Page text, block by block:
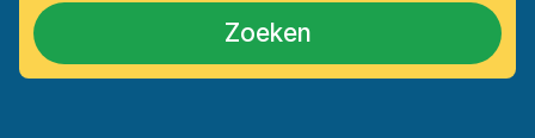
Zoeken